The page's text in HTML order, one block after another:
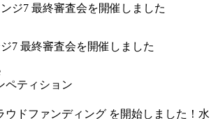
7 最終審査会を開催しました
ペティション